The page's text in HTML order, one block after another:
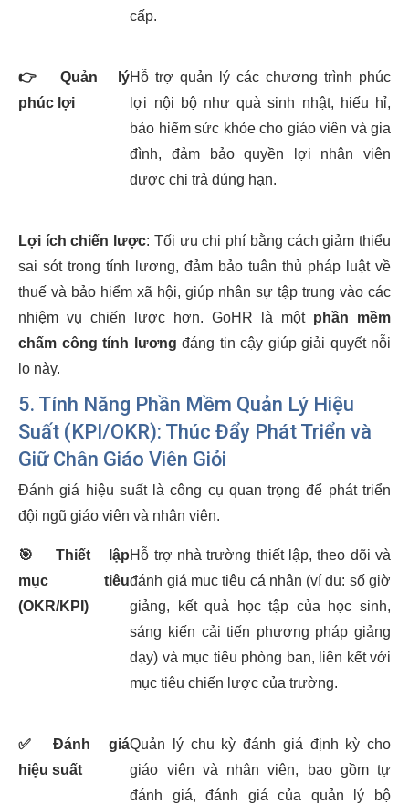
cấp.
👉
Quản lý
phúc lợi
Hỗ trợ quản lý các chương trình phúc
lợi nội bộ như quà sinh nhật, hiếu hỉ,
bảo hiểm sức khỏe cho giáo viên và gia
đình, đảm bảo quyền lợi nhân viên
được chi trả đúng hạn.
Lợi ích chiến lược: Tối ưu chi phí bằng cách giảm thiểu
sai sót trong tính lương, đảm bảo tuân thủ pháp luật về
thuế và bảo hiểm xã hội, giúp nhân sự tập trung vào các
nhiệm vụ chiến lược hơn. GoHR là một phần mềm
chấm công tính lương đáng tin cậy giúp giải quyết nỗi
lo này.
5. Tính Năng Phần Mềm Quản Lý Hiệu
Suất (KPI/OKR): Thúc Đẩy Phát Triển và
Giữ Chân Giáo Viên Giỏi
Đánh giá hiệu suất là công cụ quan trọng để phát triển
đội ngũ giáo viên và nhân viên.
🎯
Thiết lập
mục tiêu
(OKR/KPI)
Hỗ trợ nhà trường thiết lập, theo dõi và
đánh giá mục tiêu cá nhân (ví dụ: số giờ
giảng, kết quả học tập của học sinh,
sáng kiến cải tiến phương pháp giảng
dạy) và mục tiêu phòng ban, liên kết với
mục tiêu chiến lược của trường.
✅
Đánh giá
hiệu suất
Quản lý chu kỳ đánh giá định kỳ cho
giáo viên và nhân viên, bao gồm tự
đánh giá, đánh giá của quản lý bộ